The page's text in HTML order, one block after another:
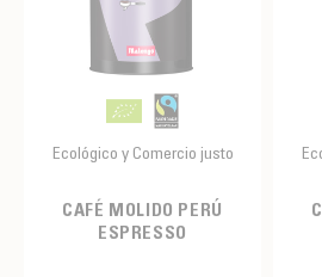
Ecológico y Comercio justo
CAFÉ MOLIDO PERÚ
ESPRESSO